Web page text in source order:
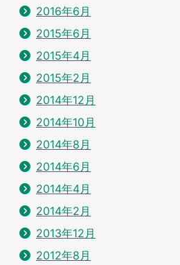
2016年6月
2015年6月
2015年4月
2015年2月
2014年12月
2014年10月
2014年8月
2014年6月
2014年4月
2014年2月
2013年12月
2012年8月